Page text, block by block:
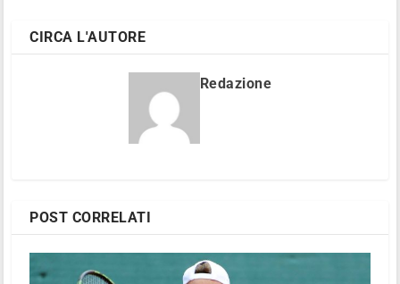
CIRCA L'AUTORE
Redazione
POST CORRELATI